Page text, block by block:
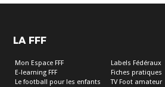
LA FFF
Mon Espace FFF
E-learning FFF
Le football pour les enfants
Labels Fédéraux
Fiches pratiques
TV Foot amateur